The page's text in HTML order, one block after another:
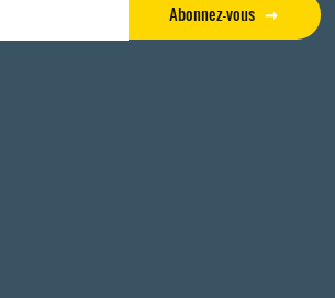
Abonnez-vous